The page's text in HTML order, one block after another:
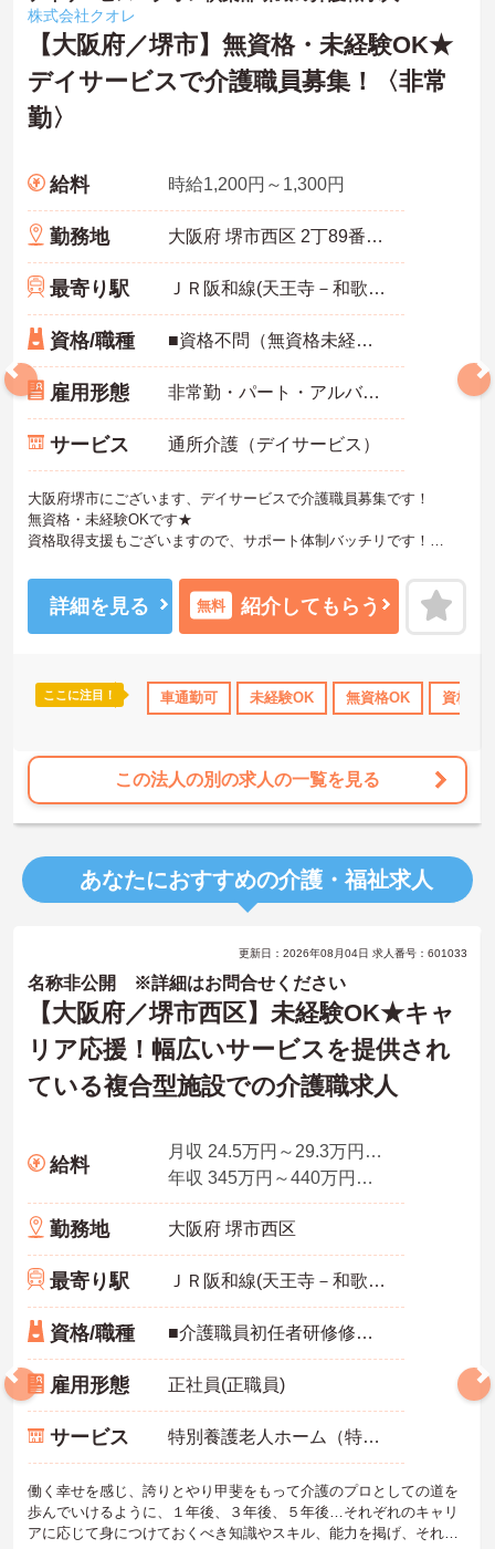
研修制度あり 産休･育休･介護休暇取得実績あり 社会保険完備
株式会社クオレ
【大阪府／堺市】無資格・未経験OK★
デイサービスで介護職員募集！〈非常
勤〉
給料 時給1,200円～1,300円
勤務地 大阪府 堺市西区 2丁89番地の7
最寄り駅 ＪＲ阪和線(天王寺－和歌山)「富木駅」徒歩13分
資格/職種 ■資格不問（無資格未経験の方歓迎します） ※資格取得中の方も、検討中の方も受講料など何でもご相談下さい！
雇用形態 非常勤・パート・アルバイト
サービス 通所介護（デイサービス）
大阪府堺市にございます、デイサービスで介護職員募集です！
無資格・未経験OKです★
資格取得支援もございますので、サポート体制バッチリです！
詳細を見る 無料 紹介してもらう
ここに注目！ 車通勤可 未経験OK 無資格OK 資格取
この法人の別の求人の一覧を見る
あなたにおすすめの介護・福祉求人
更新日：2026年08月04日 求人番号：601033
名称非公開 ※詳細はお問合せください
【大阪府／堺市西区】未経験OK★キャ
リア応援！幅広いサービスを提供され
ている複合型施設での介護職求人
給料
月収 24.5万円～29.3万円程度（諸手当込）
年収 345万円～440万円程度
勤務地 大阪府 堺市西区
最寄り駅 ＪＲ阪和線(天王寺－和歌山)
資格/職種 ■介護職員初任者研修修了者（ヘルパー2級）以上
雇用形態 正社員(正職員)
サービス 特別養護老人ホーム（特養）
働く幸せを感じ、誇りとやり甲斐をもって介護のプロとしての道を
歩んでいけるように、１年後、３年後、５年後…それぞれのキャリ
アに応じて身につけておくべき知識やスキル、能力を掲げ、それに